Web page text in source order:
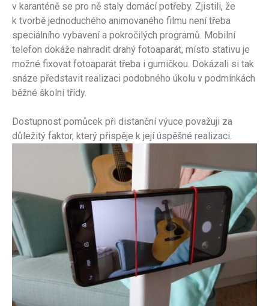
v karanténě se pro ně staly domácí potřeby. Zjistili, že
k tvorbě jednoduchého animovaného filmu není třeba
speciálního vybavení a pokročilých programů. Mobilní
telefon dokáže nahradit drahý fotoaparát, místo stativu je
možné fixovat fotoaparát třeba i gumičkou. Dokázali si tak
snáze představit realizaci podobného úkolu v podmínkách
běžné školní třídy.
Dostupnost pomůcek při distanční výuce považuji za
důležitý faktor, který přispěje k její úspěšné realizaci.